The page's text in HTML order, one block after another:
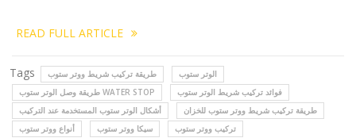
READ FULL ARTICLE
Tags طريقة تركيب شريط ووتر ستوب
الوتر ستوب
طريقة وصل الوتر ستوب WATER STOP
فوائد تركيب شريط الوتر ستوب
أشكال الوتر ستوب المستخدمة عند التركيب
طريقة تركيب شريط ووتر ستوب للخزان
أنواع ووتر ستوب
سيكا ووتر ستوب
تركيب ووتر ستوب